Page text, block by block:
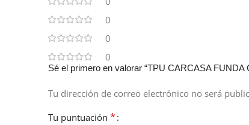
0
0
0
Sé el primero en valorar “TPU CARCASA
Tu dirección de correo electrónico no será
Tu puntuación *